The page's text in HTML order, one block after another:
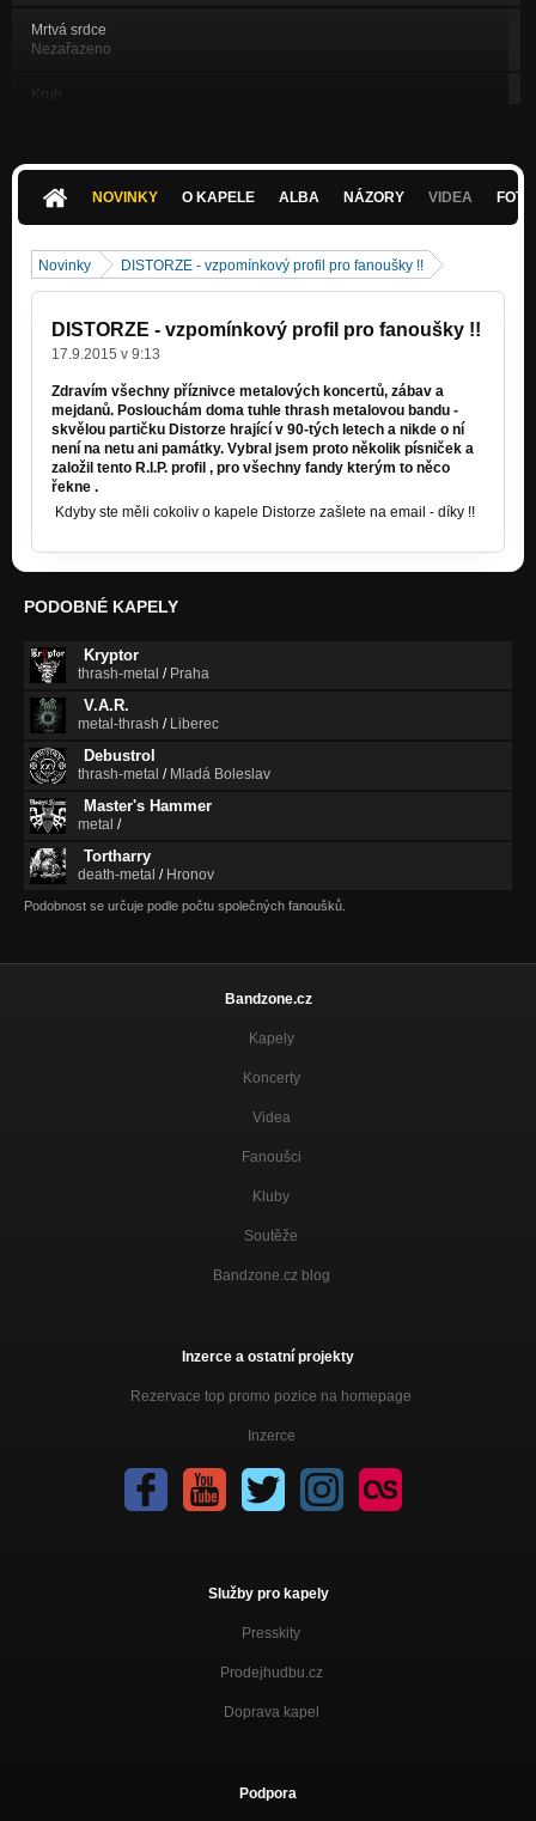
Mrtvá srdce
Nezařazeno
Kruh
Kokotina
Chandra - písnička česká
Chandra - The spleen
NOVINKY O KAPELE ALBA NÁZORY VIDEA
Novinky DISTORZE - vzpomínkový profil pro fanoušky !!
DISTORZE - vzpomínkový profil pro fanoušky !!
17.9.2015 v 9:13
Zdravím všechny příznivce metalových koncertů, zábav a
mejdanů. Poslouchám doma tuhle thrash metalovou bandu -
skvělou partičku Distorze hrající v 90-tých letech a nikde o ní
není na netu ani památky. Vybral jsem proto několik písniček a
založil tento R.I.P. profil , pro všechny fandy kterým to něco
řekne .
Kdyby ste měli cokoliv o kapele Distorze zašlete na email - díky !!
PODOBNÉ KAPELY
Kryptor
thrash-metal / Praha
V.A.R.
metal-thrash / Liberec
Debustrol
thrash-metal / Mladá Boleslav
Master's Hammer
metal /
Tortharry
death-metal / Hronov
Podobnost se určuje podle počtu společných fanoušků.
Bandzone.cz
Kapely
Koncerty
Videa
Fanoušci
Kluby
Soutěže
Bandzone.cz blog
Inzerce a ostatní projekty
Rezervace top promo pozice na homepage
Inzerce
Služby pro kapely
Presskity
Prodejhudbu.cz
Doprava kapel
Podpora